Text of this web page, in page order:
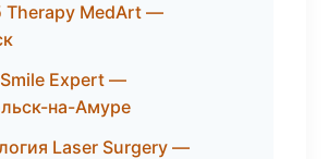
MedArt —
Expert —
на-Амуре
Laser Surgery —